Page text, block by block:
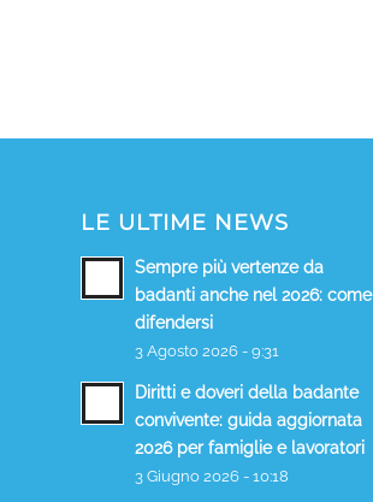
LE ULTIME NEWS
Sempre più vertenze da
badanti anche nel 2026: come
difendersi
3 Agosto 2026 - 9:31
Diritti e doveri della badante
convivente: guida aggiornata
2026 per famiglie e lavoratori
3 Giugno 2026 - 10:18